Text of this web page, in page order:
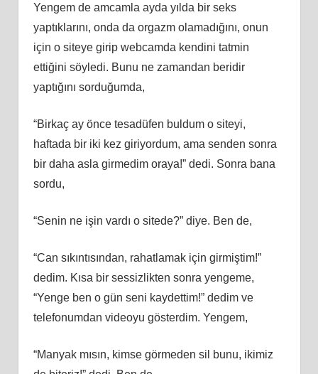
Yengem de amcamla ayda yılda bir seks
yaptıklarını, onda da orgazm olamadığını, onun
için o siteye girip webcamda kendini tatmin
ettiğini söyledi. Bunu ne zamandan beridir
yaptığını sorduğumda,
“Birkaç ay önce tesadüfen buldum o siteyi,
haftada bir iki kez giriyordum, ama senden sonra
bir daha asla girmedim oraya!” dedi. Sonra bana
sordu,
“Senin ne işin vardı o sitede?” diye. Ben de,
“Can sıkıntısından, rahatlamak için girmiştim!”
dedim. Kısa bir sessizlikten sonra yengeme,
“Yenge ben o gün seni kaydettim!” dedim ve
telefonumdan videoyu gösterdim. Yengem,
“Manyak mısın, kimse görmeden sil bunu, ikimiz